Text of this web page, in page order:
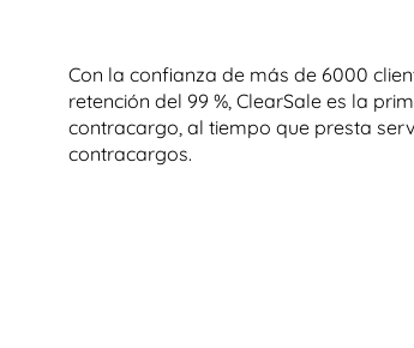
Con la confianza de más de 6000
retención del 99 %, ClearSale es la
contracargo, al tiempo que presta
contracargos.